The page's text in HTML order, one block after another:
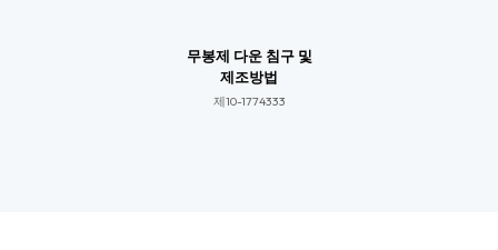
무봉제 다운 침구 및
제조방법
제10-1774333​​